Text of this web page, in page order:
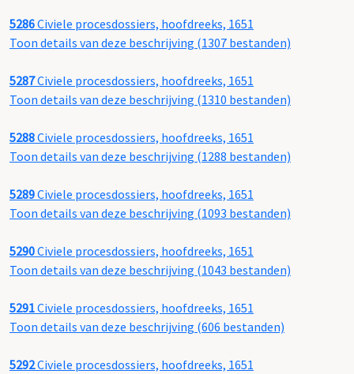
5286Civiele procesdossiers, hoofdreeks, 1651
Toon details van deze beschrijving (1307 bestanden)
5287Civiele procesdossiers, hoofdreeks, 1651
Toon details van deze beschrijving (1310 bestanden)
5288Civiele procesdossiers, hoofdreeks, 1651
Toon details van deze beschrijving (1288 bestanden)
5289Civiele procesdossiers, hoofdreeks, 1651
Toon details van deze beschrijving (1093 bestanden)
5290Civiele procesdossiers, hoofdreeks, 1651
Toon details van deze beschrijving (1043 bestanden)
5291Civiele procesdossiers, hoofdreeks, 1651
Toon details van deze beschrijving (606 bestanden)
5292Civiele procesdossiers, hoofdreeks, 1651